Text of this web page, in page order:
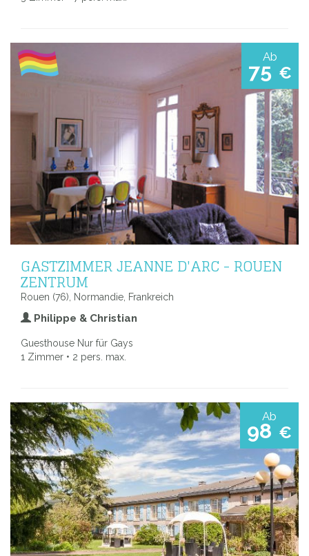
Ab
75 €
GASTZIMMER JEANNE D'ARC - ROUEN
ZENTRUM
Rouen (76), Normandie, Frankreich
Philippe & Christian
Guesthouse Nur für Gays
1 Zimmer • 2 pers. max.
Ab
98 €